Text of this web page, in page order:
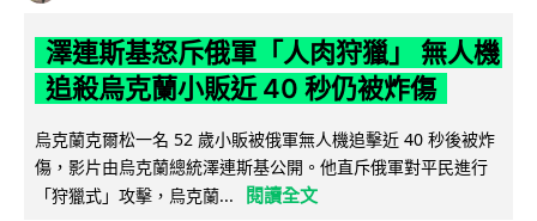
澤連斯基怒斥俄軍「人肉狩獵」 無人機
追殺烏克蘭小販近 40 秒仍被炸傷
烏克蘭克爾松一名 52 歲小販被俄軍無人機追擊近 40 秒後被炸
傷，影片由烏克蘭總統澤連斯基公開。他直斥俄軍對平民進行
「狩獵式」攻擊，烏克蘭...
閱讀全文